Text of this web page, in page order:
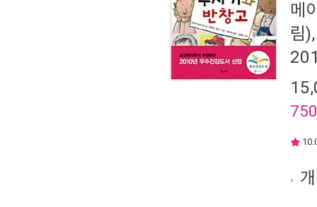
메
림
750